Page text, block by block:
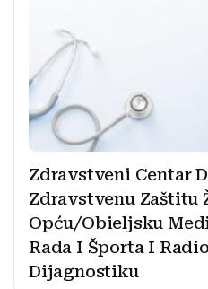
Zdravstveni Centar
Zdravstvenu Zaštitu
Opću/Obieljsku
Rada I Športa I
Dijagnostiku